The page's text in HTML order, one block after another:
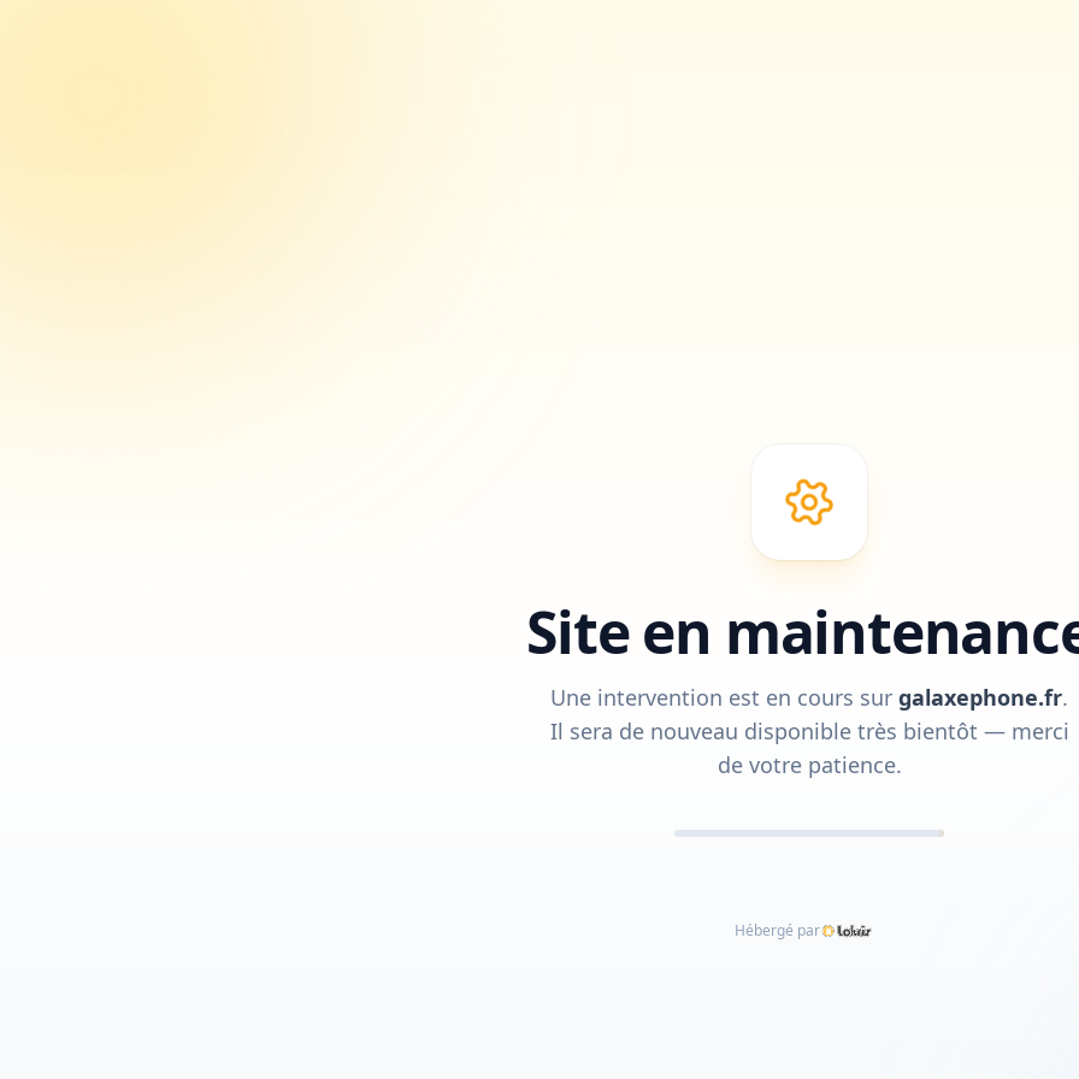
Site en
Une intervention est en cours sur galaxephone.fr.
Il sera de nouveau disponible très bientôt — merci
de votre patience.
Hébergé par